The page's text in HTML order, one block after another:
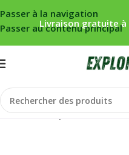
Passer à la navigation
Passer au contenu principal
Livraison gratuite
Accueil/Carpe/Bivouac/